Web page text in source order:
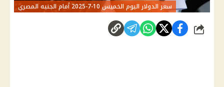
سعر الدولار اليوم الخميس 10-7-2025 أمام الجنيه المصري
شارك